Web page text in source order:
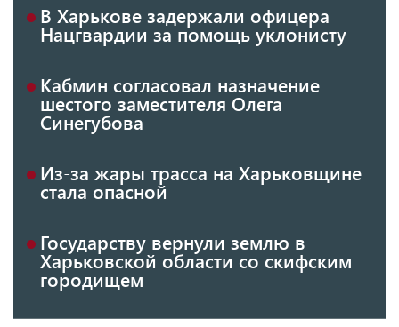
В Харькове задержали офицера
Нацгвардии за помощь уклонисту
Кабмин согласовал назначение
шестого заместителя Олега
Синегубова
Из-за жары трасса на Харьковщине
стала опасной
Государству вернули землю в
Харьковской области со скифским
городищем